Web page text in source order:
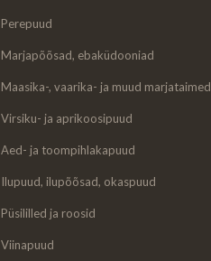
Perepuud
Marjapõõsad, ebaküdooniad
Maasika-, vaarika- ja muud marjataimed
Virsiku- ja aprikoosipuud
Aed- ja toompihlakapuud
Ilupuud, ilupõõsad, okaspuud
Püsililled ja roosid
Viinapuud